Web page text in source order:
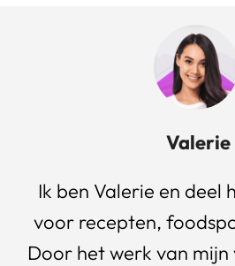
Valerie
Ik ben Valerie en deel
voor recepten,
Door het werk van mijn